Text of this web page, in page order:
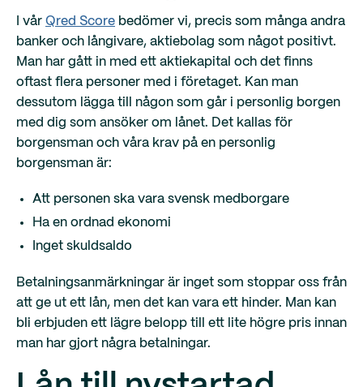
I vår Qred Score bedömer vi, precis som många andra
banker och långivare, aktiebolag som något positivt.
Man har gått in med ett aktiekapital och det finns
oftast flera personer med i företaget. Kan man
dessutom lägga till någon som går i personlig borgen
med dig som ansöker om lånet. Det kallas för
borgensman och våra krav på en personlig
borgensman är:
Att personen ska vara svensk medborgare
Ha en ordnad ekonomi
Inget skuldsaldo
Betalningsanmärkningar är inget som stoppar oss från
att ge ut ett lån, men det kan vara ett hinder. Man kan
bli erbjuden ett lägre belopp till ett lite högre pris innan
man har gjort några betalningar.